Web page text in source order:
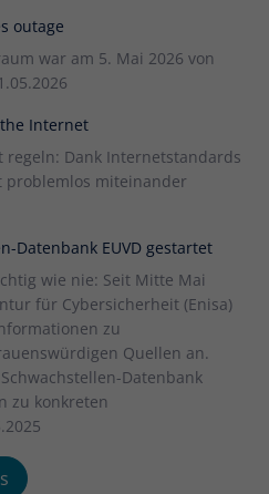
outage
war am 5. Mai 2026 von
Internet
regeln: Dank Internetstandards
miteinander
Datenbank EUVD gestartet
wie nie: Seit Mitte Mai
für Cybersicherheit (Enisa)
zu
Quellen an.
Datenbank
zu konkreten